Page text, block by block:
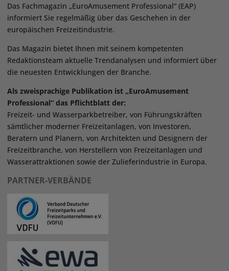
Das Fachmagazin „EuroAmusement Professional“ (EAP)
informiert Sie regelmäßig über das Geschehen in der
europäischen Freizeitindustrie.
Das Magazin bietet Ihnen mit seinem kompetenten
Redaktionsteam aktuelle Trendanalysen und informiert über
die neuesten Entwicklungen der Branche.
Als zweisprachige Publikation ist „EuroAmusement
Professional“ das Pflichtblatt der:
Freizeit- und Wasserparkbetreiber, von Führungskräften
sämtlicher moderner Freizeitanlagen, von Investoren,
Beratern und Planern, von Architekten und Designern der
Freizeitbranche, von Herstellern von Freizeitanlagen und
Wasserattraktionen sowie der Zulieferindustrie in Europa.
PARTNER-VERBÄNDE